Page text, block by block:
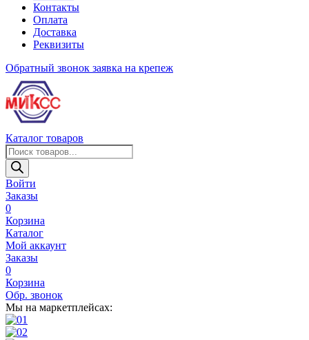
Контакты
Оплата
Доставка
Реквизиты
Обратный звонок заявка на крепеж
Каталог товаров
Поиск
товаров
Войти
Заказы
0
Корзина
Каталог
Мой аккаунт
Заказы
0
Корзина
Обр. звонок
Мы на маркетплейсах: